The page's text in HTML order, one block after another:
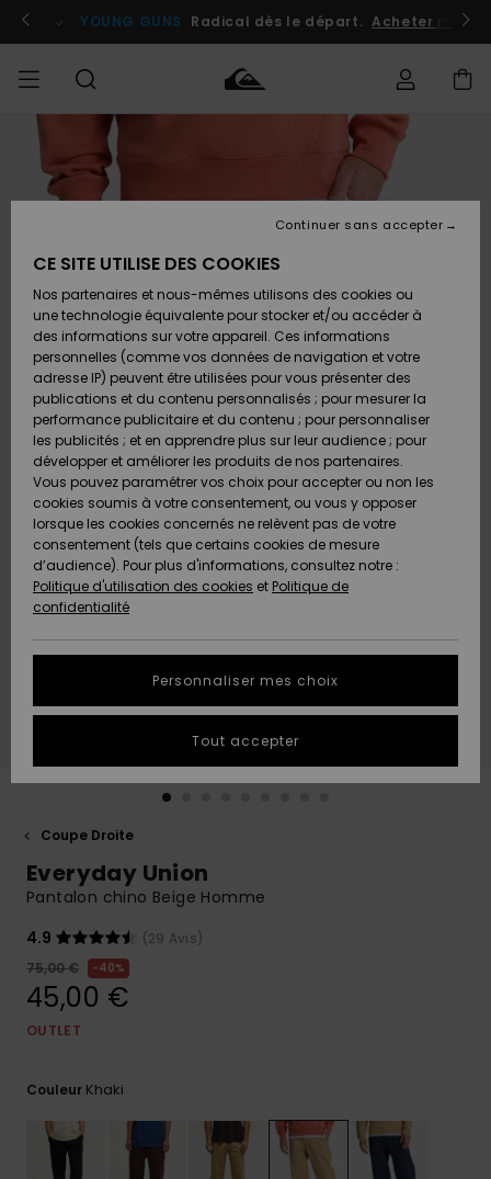
l'information
le
Se connecter / s'inscrire
YOUNG GUNS Radical dès le départ. Acheter
Chaussures
& Tongs
Surf
Snow
Nouveautés
A
Découvrir
Chaussures
& Tongs
Surf
Snow
Nouveautés
A
Découvrir
FEMME
A
Découvrir
Snow
SURF
Surf
Shop
Enfant
Highlights
Communauté
SNOW
Snow
Shop
Enfant
Snow
Shop
Femme
A
Découvrir
Communauté
OUTLET
Enfant
Outlet
Femme
AIDE &
CONTACT
Retours
Paiement
Carte
Cadeau
Quiksilver
Freedom
Protection
des
tailles
conversation
plus rapide
à votre
question.
Démarrer
fréquentes
et notre
formulaire
MAGASINS
QUIKSILVER
Coupe Droite
Everyday Union
Pantalon chino Beige Homme
4.9
(29 Avis)
75,00 €
40%
45,00 €
OUTLET
Couleur Khaki
CE SITE UTILISE DES COOKIES
Nos partenaires et nous-mêmes utilisons des cookies ou
une technologie équivalente pour stocker et/ou accéder à
des informations sur votre appareil. Ces informations
personnelles (comme vos données de navigation et votre
adresse IP) peuvent être utilisées pour vous présenter des
publications et du contenu personnalisés ; pour mesurer la
performance publicitaire et du contenu ; pour personnaliser
les publicités ; et en apprendre plus sur leur audience ; pour
développer et améliorer les produits de nos partenaires.
Vous pouvez paramétrer vos choix pour accepter ou non les
cookies soumis à votre consentement, ou vous y opposer
lorsque les cookies concernés ne relèvent pas de votre
consentement (tels que certains cookies de mesure
d’audience). Pour plus d'informations, consultez notre :
Politique d'utilisation des cookies et Politique de
confidentialité
Personnaliser mes choix
Continuer sans accepter
Tout accepter